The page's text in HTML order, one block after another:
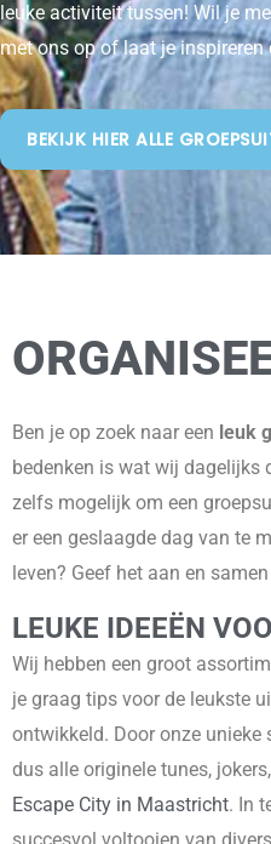
leuke activiteit tussen! Wil je
met ons op of laat je inspireren
BEKIJK HIER ALLE
Ben je op zoek naar een leuk
bedenken is wat wij dagelijks
zelfs mogelijk om een
er een geslaagde dag van te
leven? Geef het aan en
LEUKE IDEEËN
Wij hebben een groot
je graag tips voor de leukste
ontwikkeld. Door onze unieke
dus alle originele tunes,
Escape City in Maastricht. In